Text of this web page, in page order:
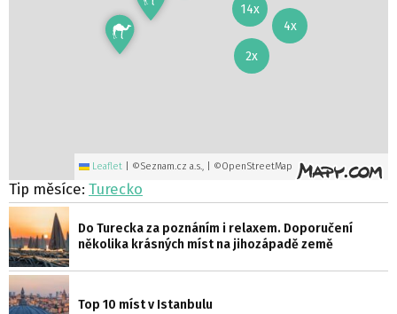
2x
4x
14x
Leaflet ©Seznam.cz a.s., | ©OpenStreetMap
Tip měsíce: Turecko
Do Turecka za poznáním i relaxem. Doporučení
několika krásných míst na jihozápadě země
Top 10 míst v Istanbulu